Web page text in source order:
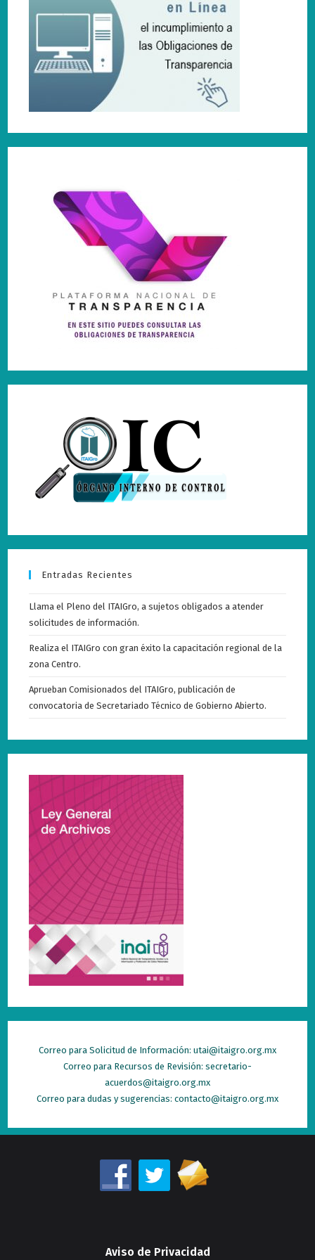
Entradas Recientes
Llama el Pleno del ITAIGro, a sujetos obligados a atender
solicitudes de información.
Realiza el ITAIGro con gran éxito la capacitación regional de la
zona Centro.
Aprueban Comisionados del ITAIGro, publicación de
convocatoria de Secretariado Técnico de Gobierno Abierto.
Correo para Solicitud de Información: utai@itaigro.org.mx
Correo para Recursos de Revisión: secretario-
acuerdos@itaigro.org.mx
Correo para dudas y sugerencias: contacto@itaigro.org.mx
Aviso de Privacidad